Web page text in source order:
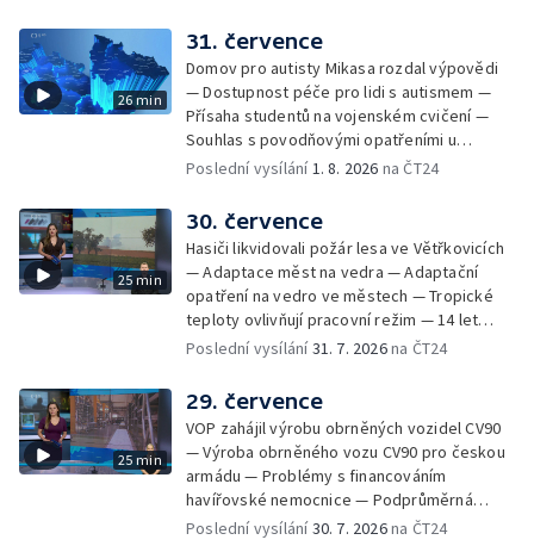
Protipovodňová opatření v Troubkách —
Zájem o bydlení na vysokoškolskýc kolejích
— Vrcholí sklizeň levandulí
26 min
31. července
Domov pro autisty Mikasa rozdal výpovědi
— Dostupnost péče pro lidi s autismem —
Přísaha studentů na vojenském cvičení —
Souhlas s povodňovými opatřeními u
Troubek — Opravy Rudné omezí dopravu —
počasí na následující dny — Vedra táhnou na
chladnější místa — Hasiči lokalizovali požár
lesa na Opavsku — Požáry zemědělské
techniky na Olomoucku — Dva roky od
požáru škol v Českém Těšíně — Výstava
Sladké vzpomínky Opavska
Poslední vysílání1. 8. 2026 na ČT24
25 min
30. července
Hasiči likvidovali požár lesa ve Větřkovicích
— Adaptace měst na vedra — Adaptační
opatření na vedro ve městech — Tropické
teploty ovlivňují pracovní režim — 14 let
vězení za vraždu ženy ve Staříči/ —
— Podvodník připravil 17 lidí o 4 miliony —
DPO pořídí 70 nových elektrobusů — V
Olomouci přibude 20 elektrobusů —
Mistryně světa Kneblová zpět v Olomouci —
Mobilní kurníky pomáhají s kvalitou půdy —
Výběr ze sociálních sítí ČT — Nové varhany v
Rudě u Rýmařova
Poslední vysílání31. 7. 2026na ČT24
25 min
29. července
VOP zahájil výrobu obrněných vozidel CV90
— Výroba obrněného vozu CV90 pro českou
armádu — Problémy s financováním
havířovské nemocnice — Podprůměrná
návštěvnost koupališť v červenci — Do
Poslední vysílání30. 7. 2026na ČT24